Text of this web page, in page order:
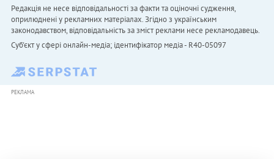
Редакція не несе відповідальності за факти та оціночні судження,
оприлюднені у рекламних матеріалах. Згідно з українським
законодавством, відповідальність за зміст реклами несе рекламодавець.
Cуб'єкт у сфері онлайн-медіа; ідентифікатор медіа - R40-05097
РЕКЛАМА